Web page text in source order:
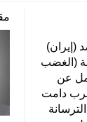
(إيران)
2026) تحت تسمية (الغضب
عن
حرب دامت